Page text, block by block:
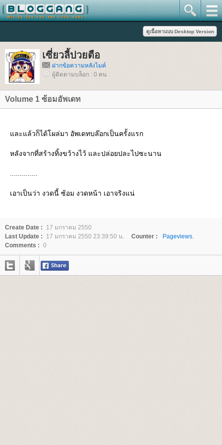
เซี่ยวลี้ปวยตือ
ฝากข้อความหลังไมค์
ผู้ติดตามบล็อก : 0 คน
Volume 1 ซ้อมอัพเดท
ละแล้วก็ได้โผล่มา อัพเดทบล๊อกเป็นครั้งแรก
หลังจากที่สร้างทิ้งขว้างไว้ และปล่อยปละไปซะนาน
เอาเป็นว่า งวดนี้ ซ้อม งวดหน้า เอาจริงแน่
Create Date :
17 มกราคม 2550
Last Update :
17 มกราคม 2550 23:39:50 น. Counter :
Pageviews.
Comments : 0